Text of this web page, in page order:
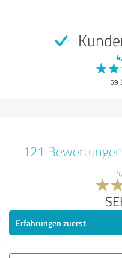
59
121
Erfahrungen zuerst